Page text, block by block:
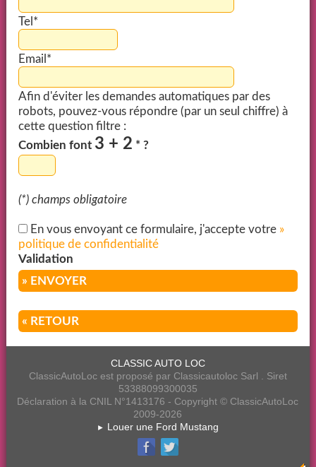
Tel*
Email*
Afin d'éviter les demandes automatiques par des
robots, pouvez-vous répondre (par un seul chiffre) à
cette question filtre :
Combien font 3 + 2 * ?
(*) champs obligatoire
En vous envoyant ce formulaire, j'accepte votre »
politique de confidentialité
Validation
» ENVOYER
« RETOUR
CLASSIC AUTO LOC
ClassicAutoLoc est proposé par Classicautoloc Sarl . Siret
53388099300035
Déclaration à la CNIL N°1413176 - Copyright © ClassicAutoLoc
2009-2026
► Louer une Ford Mustang